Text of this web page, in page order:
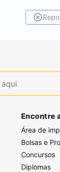
Encontre
Área de
Bolsas e
Concursos
Diplomas